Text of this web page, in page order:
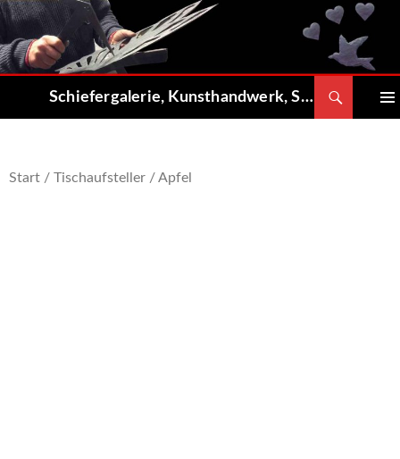
Zum
springen
Schiefergalerie, Kunsthandwerk, Shop
Start / Tischaufsteller / Apfel